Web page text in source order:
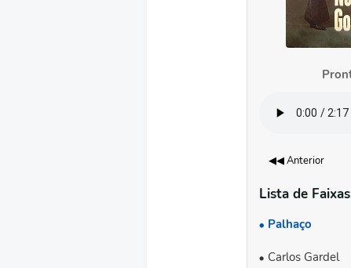
◀◀ Anterior
Lista de
Palhaço
Carlos Gardel